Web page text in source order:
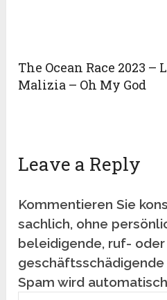
The Ocean Race 2023 –
Malizia – Oh My God
Leave a Reply
Kommentieren Sie
sachlich, ohne
beleidigende, ruf- oder
geschäftsschädigende
Spam wird